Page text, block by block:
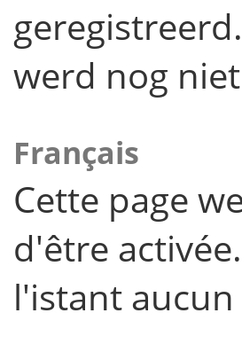
werd nog
Français
Cette page
d'être
l'istant